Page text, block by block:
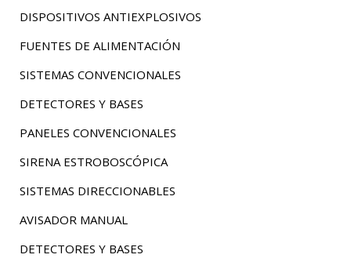
DISPOSITIVOS ANTIEXPLOSIVOS
FUENTES DE ALIMENTACIÓN
SISTEMAS CONVENCIONALES
DETECTORES Y BASES
PANELES CONVENCIONALES
SIRENA ESTROBOSCÓPICA
SISTEMAS DIRECCIONABLES
AVISADOR MANUAL
DETECTORES Y BASES